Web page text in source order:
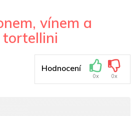
vínem a
Hodnocení
0x 0x